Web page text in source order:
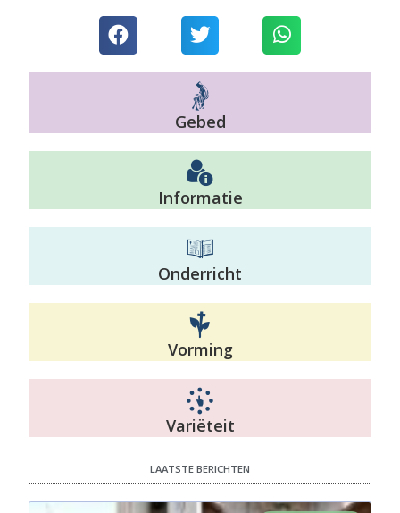
Gebed
Informatie
Onderricht
Vorming
Variëteit
LAATSTE BERICHTEN